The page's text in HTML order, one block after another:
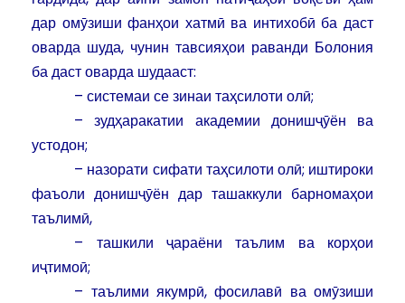
дар омӯзиши фанҳои хатмӣ ва интихобӣ ба даст
оварда шуда, чунин тавсияҳои раванди Болония
ба даст оварда шудааст:
– системаи се зинаи таҳсилоти олӣ;
– зудҳаракатии академии донишҷӯён ва
устодон;
– назорати сифати таҳсилоти олӣ; иштироки
фаъоли донишҷӯён дар ташаккули барномаҳои
таълимӣ,
– ташкили ҷараёни таълим ва корҳои
иҷтимоӣ;
– таълими якумрӣ, фосилавӣ ва омӯзиши